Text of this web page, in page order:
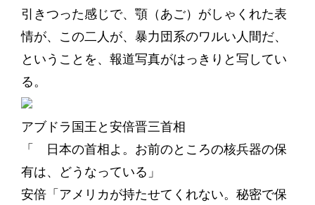
引きつった感じで、顎（あご）がしゃくれた表
情が、この二人が、暴力団系のワルい人間だ、
ということを、報道写真がはっきりと写してい
る。
アブドラ国王と安倍晋三首相
「 日本の首相よ。お前のところの核兵器の保
有は、どうなっている」
安倍「アメリカが持たせてくれない。秘密で保